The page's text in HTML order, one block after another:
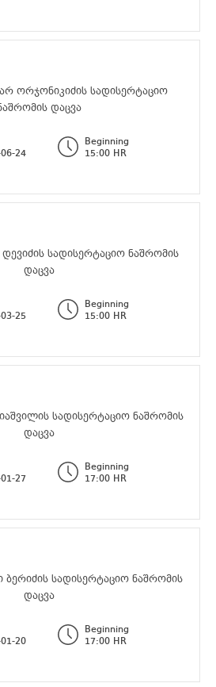
ორჯონიკიძის სადისერტაციო
დაცვა
24
Beginning
15:00 HR
სადისერტაციო ნაშრომის
დაცვა
25
Beginning
15:00 HR
სადისერტაციო ნაშრომის
დაცვა
27
Beginning
17:00 HR
სადისერტაციო ნაშრომის
დაცვა
20
Beginning
17:00 HR